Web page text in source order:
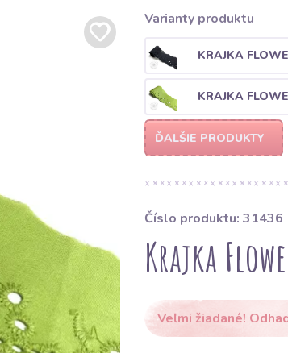
Varianty produktu
KRAJKA
KRAJKA
ĎALŠIE PRODUKTY
Číslo produktu: 31436
Krajka
Veľmi žiadané!